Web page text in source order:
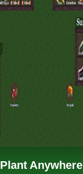
Plant Anywhere